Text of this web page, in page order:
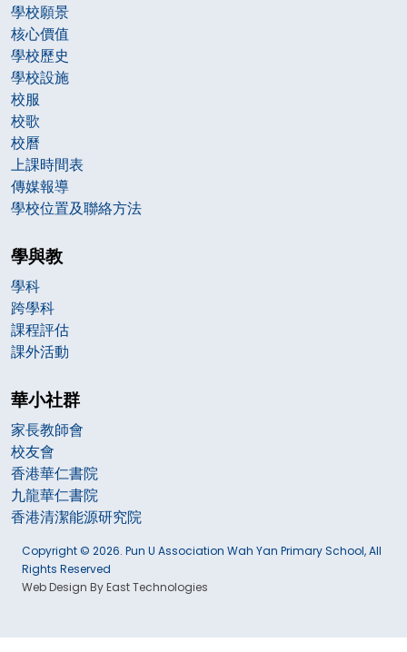
學校願景
核心價值
學校歷史
學校設施
校服
校歌
校曆
上課時間表
傳媒報導
學校位置及聯絡方法
學與教
學科
跨學科
課程評估
課外活動
華小社群
家長教師會
校友會
香港華仁書院
九龍華仁書院
香港清潔能源研究院
Copyright © 2026. Pun U Association Wah Yan Primary School, All
Rights Reserved
Web Design By East Technologies